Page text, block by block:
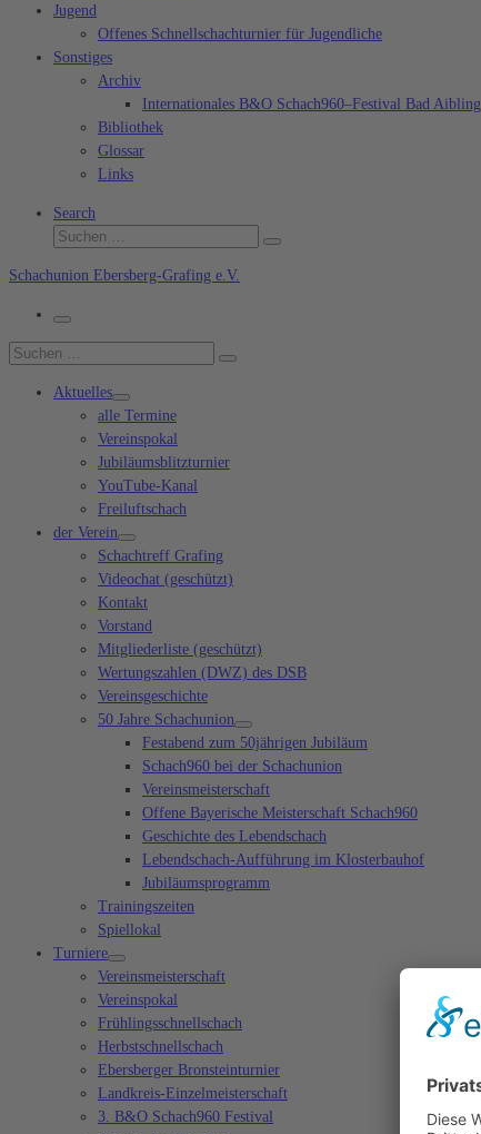
Jugend
Offenes Schnellschachturnier für Jugendliche
Sonstiges
Archiv
Internationales B&O Schach960–Festival Bad Aibling
Bibliothek
Glossar
Links
Search
Suche
Suchen …
Schachunion Ebersberg-Grafing e.V.
Menü
Suche
Suchen …
Aktuelles
alle Termine
Vereinspokal
Jubiläumsblitzturnier
YouTube-Kanal
Freiluftschach
der Verein
Schachtreff Grafing
Videochat (geschützt)
Kontakt
Vorstand
Mitgliederliste (geschützt)
Wertungszahlen (DWZ) des DSB
Vereinsgeschichte
50 Jahre Schachunion
Festabend zum 50jährigen Jubiläum
Schach960 bei der Schachunion
Vereinsmeisterschaft
Offene Bayerische Meisterschaft Schach960
Geschichte des Lebendschach
Lebendschach-Aufführung im Klosterbauhof
Jubiläumsprogramm
Trainingszeiten
Spiellokal
Turniere
Vereinsmeisterschaft
Vereinspokal
Frühlingsschnellschach
Herbstschnellschach
Ebersberger Bronsteinturnier
Landkreis-Einzelmeisterschaft
3. B&O Schach960 Festival